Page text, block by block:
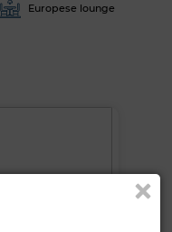
Europese lounge